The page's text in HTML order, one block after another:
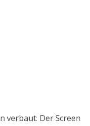
verbaut: Der Screen